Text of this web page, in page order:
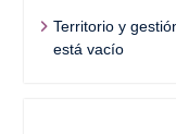
Territorio y
está vacío